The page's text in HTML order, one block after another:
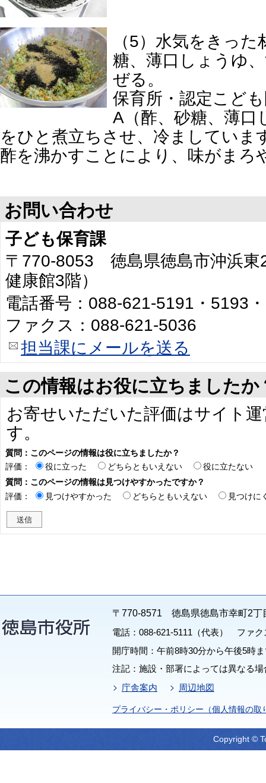
（5）水気をきっ
糖、薄口しょうゆ
ぜる。
保育所・認定こど
A（酢、砂糖、薄口
をひと煮立ちさせ、冷ましていま
酢を沸かすことにより、味がまろ
お問い合わせ
子ども保育課
〒770-8053 徳島県徳島市沖浜東
健康館3階）
電話番号：088-621-5191・5193
ファクス：088-621-5036
担当課にメールを送る
この情報はお役に立ちましたか
お寄せいただいた評価はサイト
す。
質問：このページの情報は役に立ちましたか？
評価：
役に立った どちらともいえない
役に立たない
質問：このページの情報は見つけやすかったですか？
評価：
見つけやすかった どちらともいえない 見つけに
〒770-8571 徳島県徳島市幸町2丁
電話：088-621-5111（代表） ファク
開庁時間：午前8時30分から午後5時
注記：施設・部署によっては異なる
庁舎案内
周辺地図
プライバシー・ポリシー（個人情報の取
Copyright ©